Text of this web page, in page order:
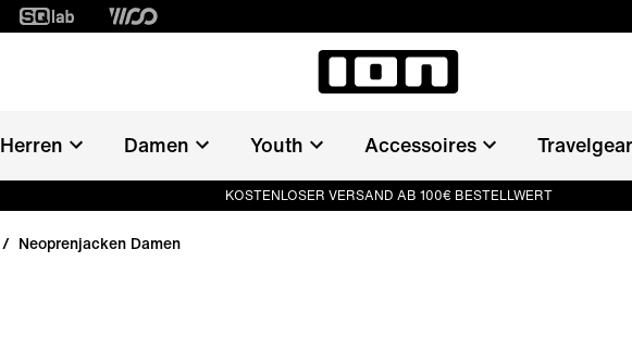
Herren Damen Youth Accessoires Travelgear
KOSTENLOSER VERSAND AB 100€ BESTELLWERT
/ Neoprenjacken Damen